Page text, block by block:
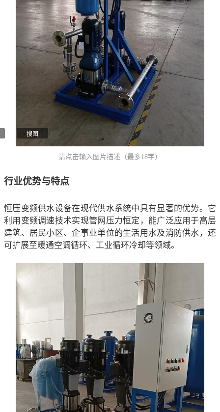
搜图
请点击输入图片描述（最多18字）
行业优势与特点
恒压变频供水设备在现代供水系统中具有显著的优势。它
利用变频调速技术实现管网压力恒定，能广泛应用于高层
建筑、居民小区、企事业单位的生活用水及消防供水，还
可扩展至暖通空调循环、工业循环冷却等领域。